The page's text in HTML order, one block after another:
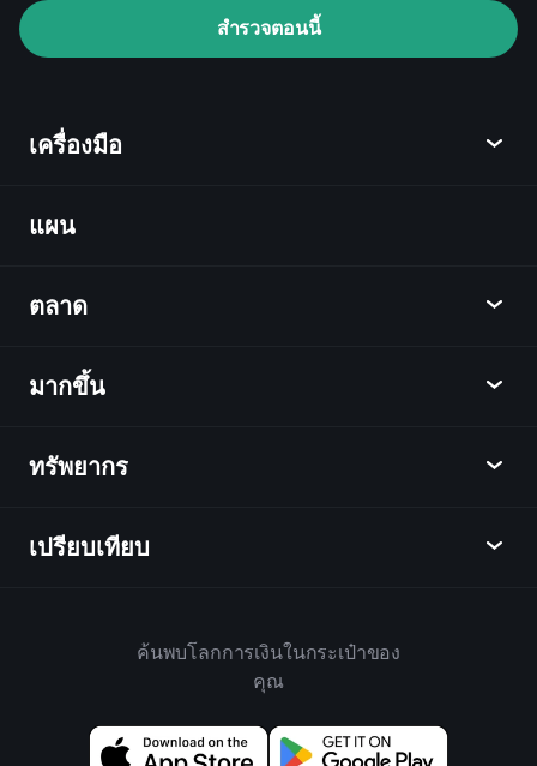
ที่ขับเคลื่อนด้วย AI
สำรวจตอนนี้
เครื่องมือ
ค้นพบ
ศูนย์กลางการเรียนรู้
เดสก์ท็อป
แผน
ตลาด
ภาพรวม
ดัชนี
มากขึ้น
เป็นพันธมิตร
เกี่ยวกับเพลย์เทรด
ทรัพยากร
ศูนย์ช่วยเหลือ
นโยบายความเป็นส่วนตัว
เปรียบเทียบ
Yahoo Finance
ค้นพบโลกการเงินในกระเป๋าของ
คุณ